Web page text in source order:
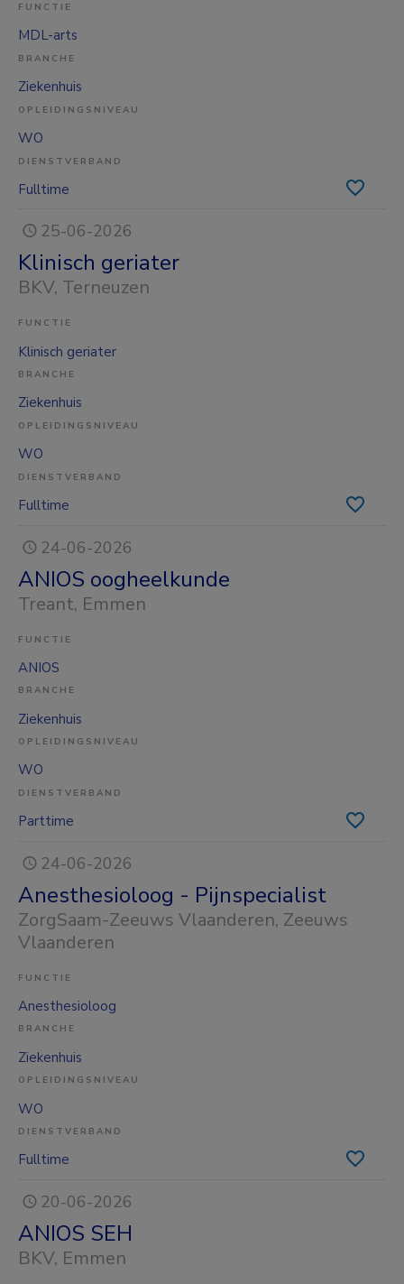
FUNCTIE
MDL-arts
BRANCHE
Ziekenhuis
OPLEIDINGSNIVEAU
WO
DIENSTVERBAND
Fulltime
25-06-2026
Klinisch geriater
BKV, Terneuzen
FUNCTIE
Klinisch geriater
BRANCHE
Ziekenhuis
OPLEIDINGSNIVEAU
WO
DIENSTVERBAND
Fulltime
24-06-2026
ANIOS oogheelkunde
Treant, Emmen
FUNCTIE
ANIOS
BRANCHE
Ziekenhuis
OPLEIDINGSNIVEAU
WO
DIENSTVERBAND
Parttime
24-06-2026
Anesthesioloog - Pijnspecialist
ZorgSaam-Zeeuws Vlaanderen, Zeeuws
Vlaanderen
FUNCTIE
Anesthesioloog
BRANCHE
Ziekenhuis
OPLEIDINGSNIVEAU
WO
DIENSTVERBAND
Fulltime
20-06-2026
ANIOS SEH
BKV, Emmen